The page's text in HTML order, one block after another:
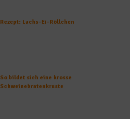
Rezept: Lachs-Ei-Röllchen
So bildet sich eine krosse
Schweinebratenkruste